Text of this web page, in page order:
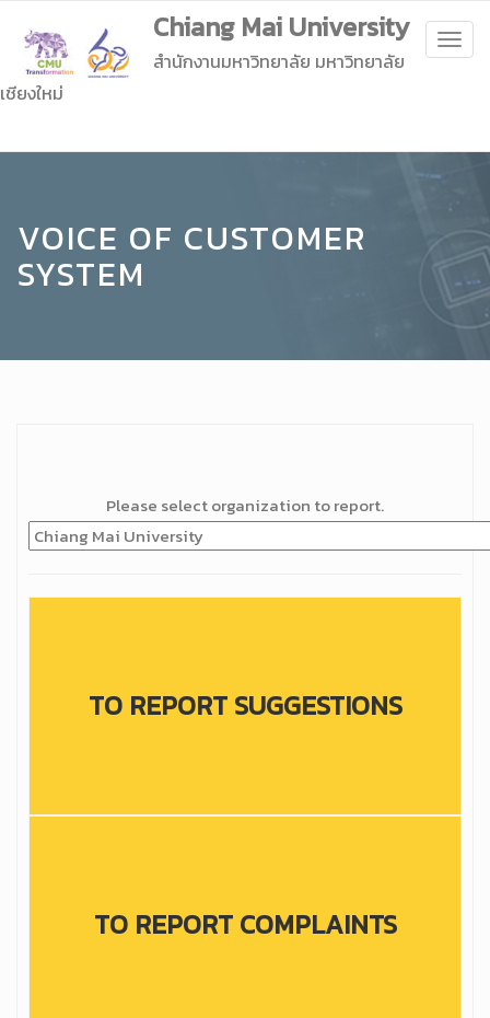
Chiang Mai University
สำนักงานมหาวิทยาลัย มหาวิทยาลัย
เชียงใหม่
VOICE OF CUSTOMER
SYSTEM
Please select organization to report.